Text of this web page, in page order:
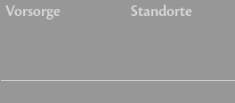
Vorsorge Standorte